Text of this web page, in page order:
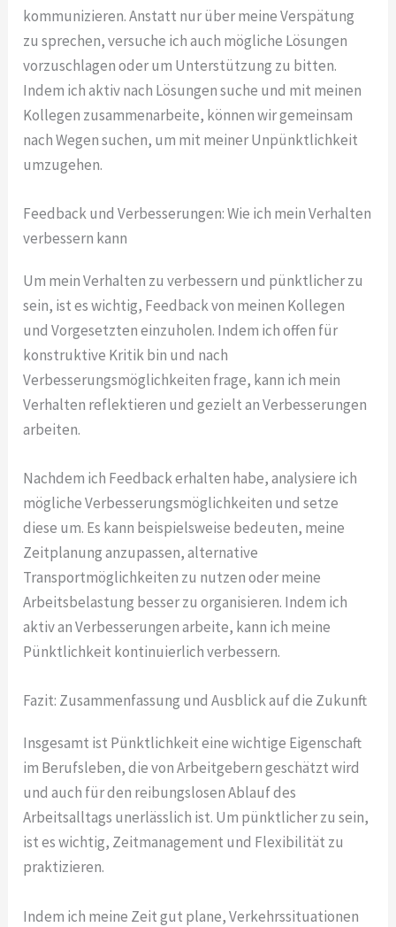
kommunizieren. Anstatt nur über meine Verspätung
zu sprechen, versuche ich auch mögliche Lösungen
vorzuschlagen oder um Unterstützung zu bitten.
Indem ich aktiv nach Lösungen suche und mit meinen
Kollegen zusammenarbeite, können wir gemeinsam
nach Wegen suchen, um mit meiner Unpünktlichkeit
umzugehen.
Feedback und Verbesserungen: Wie ich mein Verhalten
verbessern kann
Um mein Verhalten zu verbessern und pünktlicher zu
sein, ist es wichtig, Feedback von meinen Kollegen
und Vorgesetzten einzuholen. Indem ich offen für
konstruktive Kritik bin und nach
Verbesserungsmöglichkeiten frage, kann ich mein
Verhalten reflektieren und gezielt an Verbesserungen
arbeiten.
Nachdem ich Feedback erhalten habe, analysiere ich
mögliche Verbesserungsmöglichkeiten und setze
diese um. Es kann beispielsweise bedeuten, meine
Zeitplanung anzupassen, alternative
Transportmöglichkeiten zu nutzen oder meine
Arbeitsbelastung besser zu organisieren. Indem ich
aktiv an Verbesserungen arbeite, kann ich meine
Pünktlichkeit kontinuierlich verbessern.
Fazit: Zusammenfassung und Ausblick auf die Zukunft
Insgesamt ist Pünktlichkeit eine wichtige Eigenschaft
im Berufsleben, die von Arbeitgebern geschätzt wird
und auch für den reibungslosen Ablauf des
Arbeitsalltags unerlässlich ist. Um pünktlicher zu sein,
ist es wichtig, Zeitmanagement und Flexibilität zu
praktizieren.
Indem ich meine Zeit gut plane, Verkehrssituationen